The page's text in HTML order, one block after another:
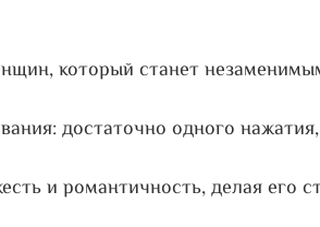
Зонт
который станет
достаточно одного
и романтичность, делая его